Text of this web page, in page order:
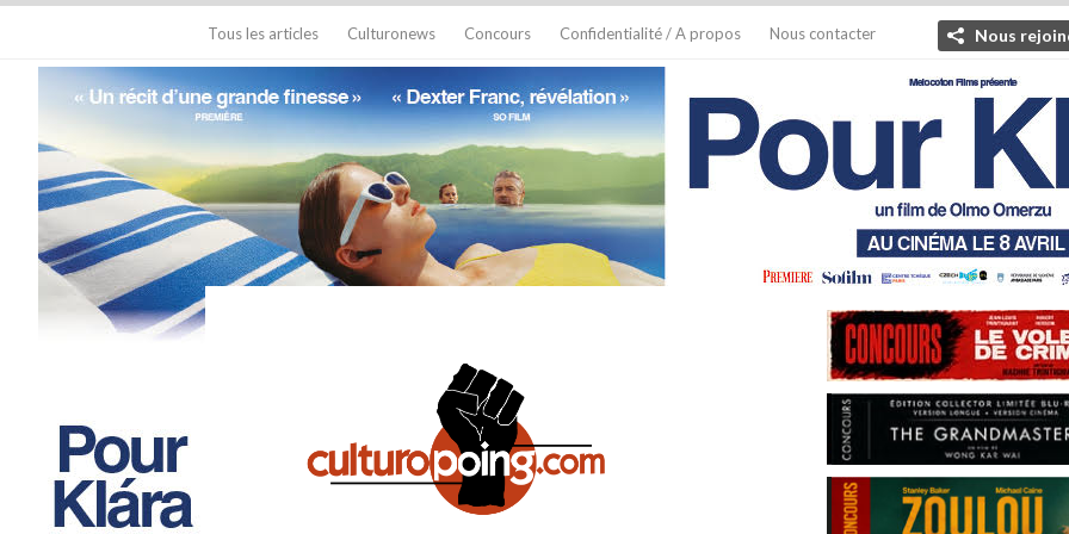
Tous les articles Culturonews Concours Confidentialité / A propos Nous contacter Nous